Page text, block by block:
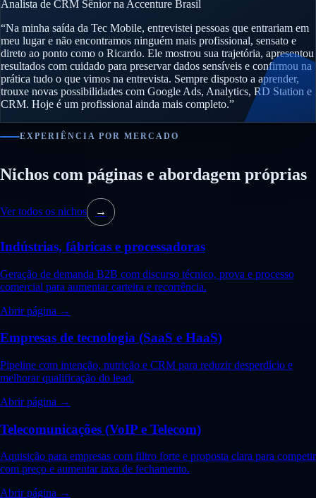
Analista de CRM Sênior na Accenture Brasil
“Na minha saída da Tec Mobile, entrevistei pessoas que entrariam em
meu lugar e não encontramos ninguém mais profissional, sensato e
direto ao ponto como o Ricardo. Ele mostrou sua trajetória, apresentou
resultados com cuidado para preservar dados sensíveis e confirmou na
prática tudo o que vimos na entrevista. Sempre disposto a aprender,
trouxe novas possibilidades com Google Ads, Analytics, RD Station e
CRM. Hoje é um profissional ainda mais completo.”
EXPERIÊNCIA POR MERCADO
Nichos com páginas e abordagem próprias
Ver todos os nichos →
Indústrias, fábricas e processadoras
Geração de demanda B2B com discurso técnico, prova e processo
comercial para aumentar carteira e recorrência.
Abrir página →
Empresas de tecnologia (SaaS e HaaS)
Pipeline com intenção, nutrição e CRM para reduzir desperdício e
melhorar qualificação do lead.
Abrir página →
Telecomunicações (VoIP e Telecom)
Aquisição para empresas com filtro forte e proposta clara para competir
com preço e aumentar taxa de fechamento.
Abrir página →